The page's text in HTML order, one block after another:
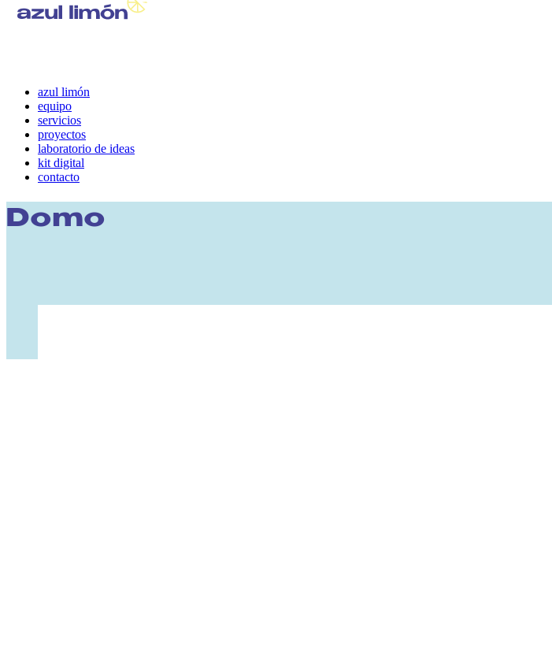
azul limón
equipo
servicios
proyectos
laboratorio de ideas
kit digital
contacto
Domo